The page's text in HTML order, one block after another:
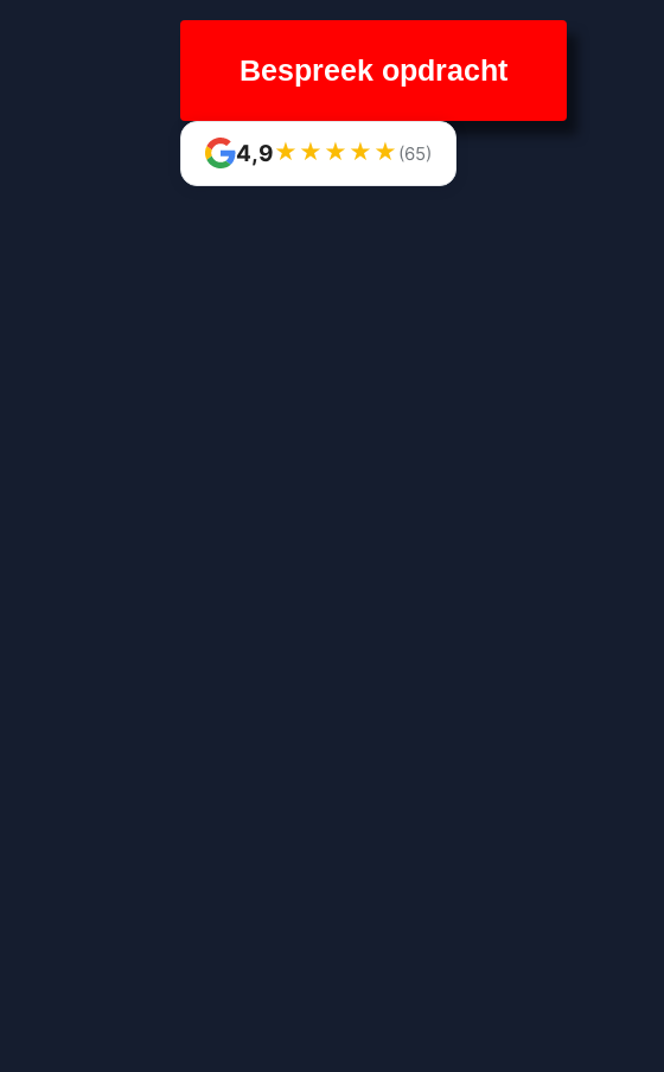
Bespreek opdracht
4,9★ ★ ★ ★ ★ (65)